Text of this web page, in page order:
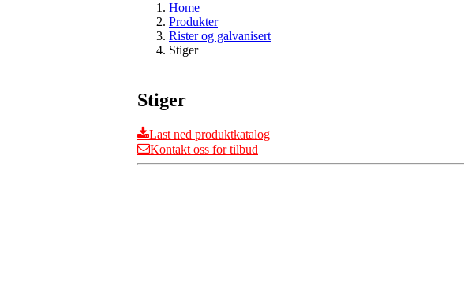
Home
Produkter
Rister og galvanisert
Stiger
Stiger
Last ned produktkatalog
Kontakt oss for tilbud